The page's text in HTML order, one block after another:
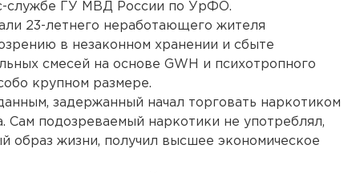
службе ГУ МВД России по УрФО.
23-летнего неработающего жителя
в незаконном хранении и сбыте
смесей на основе GWH и психотропного
крупном размере.
задержанный начал торговать наркотиком
Сам подозреваемый наркотики не употреблял,
образ жизни, получил высшее экономическое